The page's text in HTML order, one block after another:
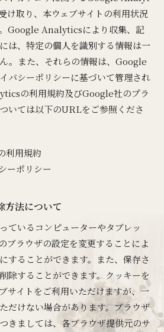
け取り、本ウェブサイトの利用状況
Google Analyticsにより収集、記
は、特定の個人を識別する情報は一
。また、それらの情報は、Google
バシーポリシーに基づいて管理され
の利用規約及びGoogle社のプラ
いては以下のURLをご参照くださ
利用規約
ーポリシー
方法について
ているコンピューターやタブレッ
ブラウザの設定を変更することによ
することができます。また、保存さ
除することができます。クッキーを
サイトをご利用いただけますが、一
だけない場合があります。ブラウザ
きましては、各ブラウザ提供元のサ